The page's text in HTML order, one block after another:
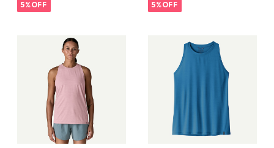
5%OFF
Patagonia Men's Torrentshe
ll 3L Rain Pants - Short 日本
5%OFF